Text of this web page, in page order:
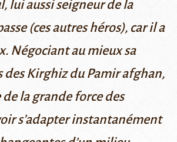
lui aussi seigneur de la
(ces autres héros), car il a
Négociant au mieux sa
des Kirghiz du Pamir afghan,
la grande force des
s’adapter instantanément